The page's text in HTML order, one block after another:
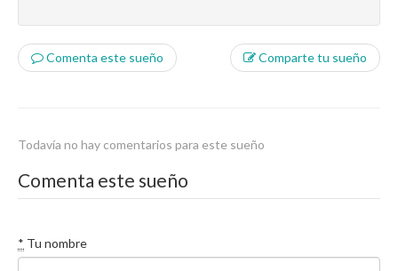
Comenta este sueño Comparte tu sueño
Todavía no hay comentarios para este sueño
Comenta este sueño
* Tu nombre